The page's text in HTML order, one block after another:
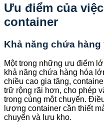
Ưu điểm của
container
Khả năng chứa
Một trong những ưu điểm
khả năng chứa hàng hóa
chiều cao gia tăng,
trữ rộng rãi hơn, cho phép
trong cùng một chuyến.
lượng container cần thiết
chuyển và lưu kho.